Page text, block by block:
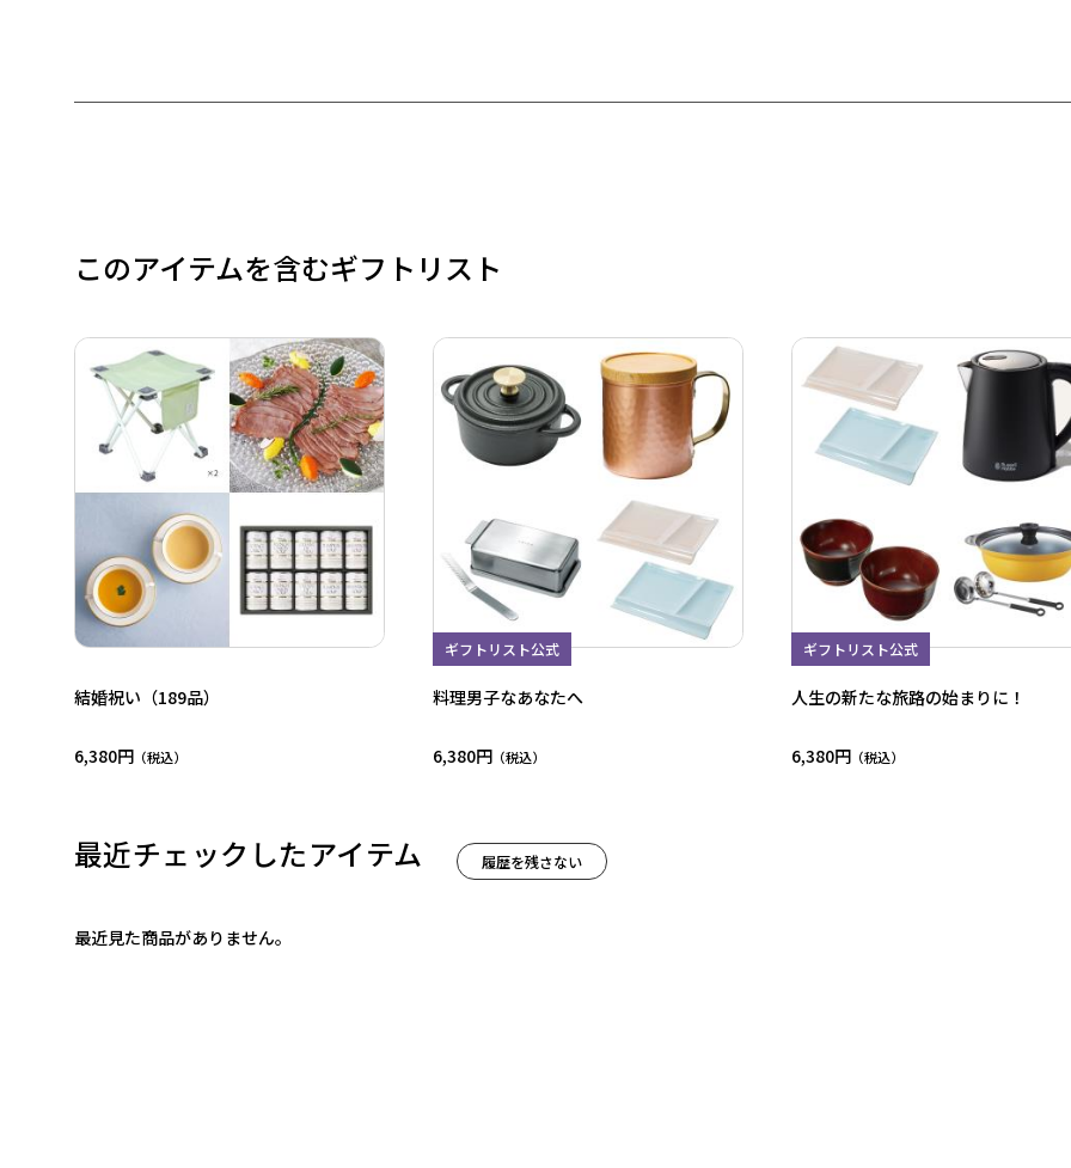
このアイテムを含むギフトリスト
結婚祝い（189品）
6,380円
ギフトリスト公式
料理男子なあなたへ
6,380円
ギフトリスト公式
人生の新たな旅路の始まりに！
6,380円
最近チェックしたアイテム
最近見た商品がありません。
履歴を残さない